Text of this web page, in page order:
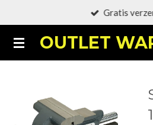
naar
de
OUTLET
Gratis